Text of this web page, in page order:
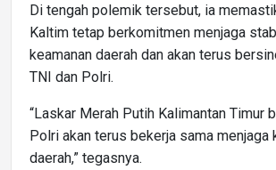
Di tengah polemik tersebut, ia
Kaltim tetap berkomitmen menjaga
keamanan daerah dan akan terus
TNI dan Polri.
“Laskar Merah Putih Kalimantan Timur
Polri akan terus bekerja sama menjaga
daerah,” tegasnya.